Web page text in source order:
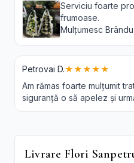
Serviciu foarte
frumoase.
Mulțumesc
Petrovai D.★★★★★
Am rămas foarte mulțumit
siguranță o să apelez și
Livrare Flori